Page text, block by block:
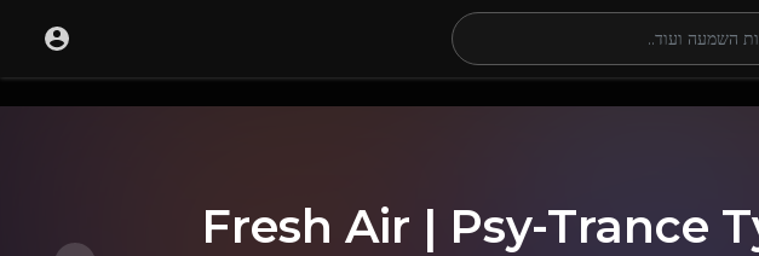
Fresh Air | Psy-Trance